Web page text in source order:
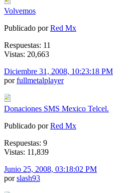
Volvemos
Publicado porRed Mx
Respuestas: 11
Vistas: 20,663
Diciembre 31, 2008, 10:23:18 PM
porfullmetalplayer
Donaciones SMS Mexico Telcel.
Publicado porRed Mx
Respuestas: 9
Vistas: 11,839
Junio 25, 2008, 03:18:02 PM
porslash93